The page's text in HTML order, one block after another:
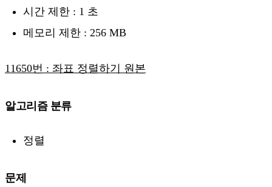
시간 제한 : 1 초
메모리 제한 : 256 MB
11650번 : 좌표 정렬하기 원본
알고리즘 분류
정렬
문제